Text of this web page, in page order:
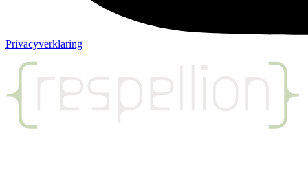
Privacyverklaring